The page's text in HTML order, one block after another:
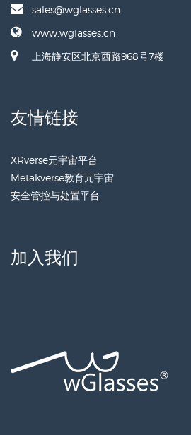
sales@wglasses.cn
www.wglasses.cn
上海静安区北京西路968号7楼
友情链接
XRverse元宇宙平台
Metakverse教育元宇宙
安全管控与处置平台
加入我们